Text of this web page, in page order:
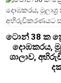
ටොන් 38 ක
දොඹකරය,
ශාලාව,